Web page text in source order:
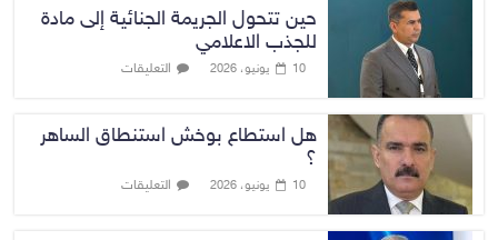
حين تتحول الجريمة الجنائية إلى مادة
للجذب الاعلامي
10 يونيو، 2026 التعليقات
هل استطاع بوخش استنطاق الساهر
؟
10 يونيو، 2026 التعليقات